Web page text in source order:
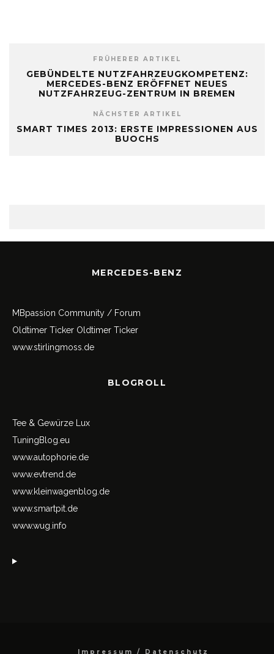
FRÜHERER ARTIKEL
GEBÜNDELTE NUTZFAHRZEUGKOMPETENZ:
MERCEDES-BENZ ERÖFFNET NEUES
NUTZFAHRZEUG-ZENTRUM IN BREMEN
NÄCHSTER ARTIKEL
SMART TIMES 2013: ERSTE IMPRESSIONEN AUS
BUOCHS
MERCEDES-BENZ
MBpassion Community / Forum
Oldtimer Ticker Oldtimer Ticker
www.stirlingmoss.de
BLOGROLL
Tee & Gewürze Lux
TuningBlog.eu
www.autophorie.de
www.evtrend.de
www.kleinwagenblog.de
www.smartpit.de
www.wug.info
Impressum / Datenschutz